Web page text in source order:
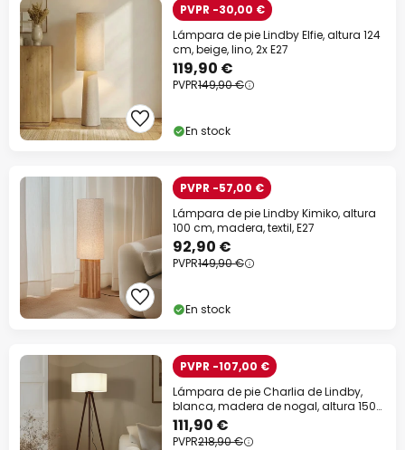
PVPR -30,00 €
Lámpara de pie Lindby Elfie, altura 124
cm, beige, lino, 2x E27
119,90 €
PVPR149,90 €
En stock
PVPR -57,00 €
Lámpara de pie Lindby Kimiko, altura
100 cm, madera, textil, E27
92,90 €
PVPR149,90 €
En stock
PVPR -107,00 €
Lámpara de pie Charlia de Lindby,
blanca, madera de nogal, altura 150
cm
111,90 €
PVPR218,90 €
*Marcas excluidas